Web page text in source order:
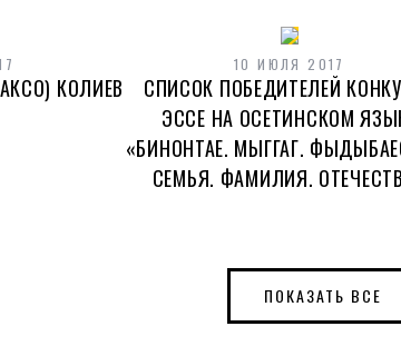
КОЛИЕВ
10 ИЮЛЯ 2017
СПИСОК ПОБЕДИТЕЛЕЙ
ЭССЕ НА ОСЕТИНСКОМ
«БИНОНТАЕ. МЫГГАГ.
СЕМЬЯ. ФАМИЛИЯ.
ПОКАЗАТЬ ВСЕ